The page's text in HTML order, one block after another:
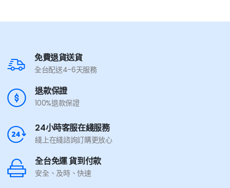
免費退貨送貨
全台配送4-6天服務
退款保證
100%退款保證
24小時客服在綫服務
綫上在綫諮詢訂購更放心
全台免運 貨到付款
安全、及時、快速